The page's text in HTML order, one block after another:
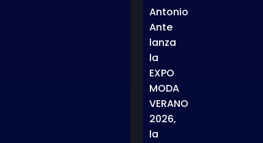
Antonio
Ante
lanza
la
EXPO
MODA
VERANO
2026,
la